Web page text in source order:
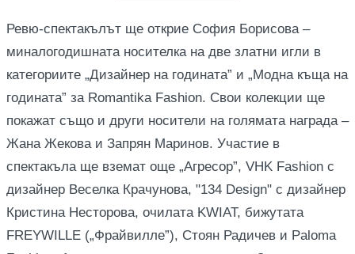
Ревю-спектакълът ще открие София Борисова –
миналогодишната носителка на две златни игли в
категориите „Дизайнер на годината” и „Модна къща на
годината” за Romantika Fashion. Свои колекции ще
покажат също и други носители на голямата награда –
Жана Жекова и Запрян Маринов. Участие в
спектакъла ще вземат още „Агресор”, VHK Fashion с
дизайнер Веселка Крачунова, "134 Design" с дизайнер
Кристина Несторова, очилата KWIAT, бижутата
FREYWILLE („Фрайвилле”), Стоян Радичев и Paloma